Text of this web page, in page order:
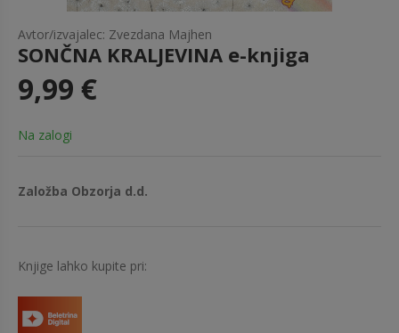
Avtor/izvajalec: Zvezdana Majhen
SONČNA KRALJEVINA e-knjiga
9,99 €
Na zalogi
Založba Obzorja d.d.
Knjige lahko kupite pri: